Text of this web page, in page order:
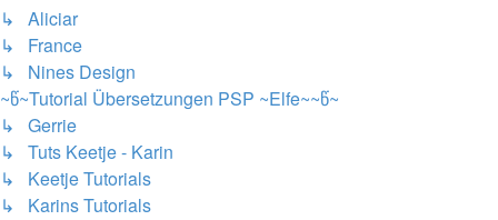
↳ Aliciar
↳ France
↳ Nines Design
~წ~Tutorial Übersetzungen PSP ~Elfe~~წ~
↳ Gerrie
↳ Tuts Keetje - Karin
↳ Keetje Tutorials
↳ Karins Tutorials